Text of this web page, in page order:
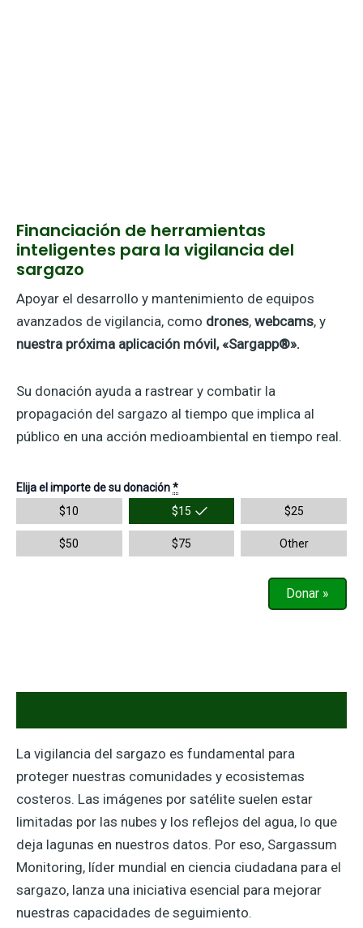
Financiación de herramientas
inteligentes para la vigilancia del
sargazo
Apoyar el desarrollo y mantenimiento de equipos
avanzados de vigilancia, como drones, webcams, y
nuestra próxima aplicación móvil, «Sargapp®».
Su donación ayuda a rastrear y combatir la
propagación del sargazo al tiempo que implica al
público en una acción medioambiental en tiempo real.
Elija el importe de su donación*
$10 $15 $25
$50 $75 Other
Donar »
La vigilancia del sargazo es fundamental para
proteger nuestras comunidades y ecosistemas
costeros. Las imágenes por satélite suelen estar
limitadas por las nubes y los reflejos del agua, lo que
deja lagunas en nuestros datos. Por eso, Sargassum
Monitoring, líder mundial en ciencia ciudadana para el
sargazo, lanza una iniciativa esencial para mejorar
nuestras capacidades de seguimiento.